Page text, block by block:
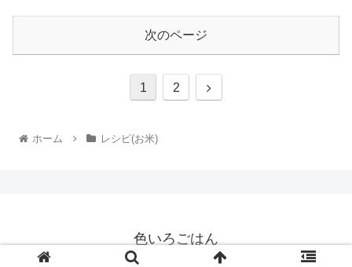
次のページ
1 2
ホーム レシピ(お米)
色いろごはん
© 2020 色いろごはん.